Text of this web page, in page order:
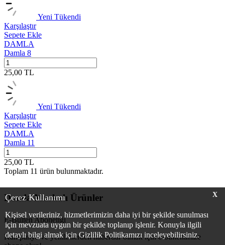
X
Çerez Kullanımı
Kişisel verileriniz, hizmetlerimizin daha iyi bir şekilde sunulması
için mevzuata uygun bir şekilde toplanıp işlenir. Konuyla ilgili
detaylı bilgi almak için Gizlilik Politikamızı inceleyebilirsiniz.
Yeni Tükendi
Karşılaştır
Sepete Ekle
DAMLA
Damla 8
25,00 TL
Yeni Tükendi
Karşılaştır
Sepete Ekle
DAMLA
Damla 11
25,00 TL
Toplam 11 ürün bulunmaktadır.
Damla Markalı Ürünler
E-Bülten Aboneliği
Kampanya ve yeniliklerden haberdar olmak için e-bültenimize